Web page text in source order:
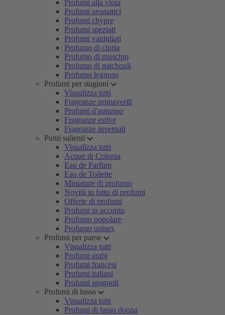
Profumi alla viola
Profumi aromatici
Profumi chypre
Profumi speziati
Profumi vanigliati
Profumo di cipria
Profumo di muschio
Profumo di patchouli
Profumo legnoso
Profumi per stagioni
Visualizza tutti
Fragranze primaverili
Profumi d'autunno
Fragranze estive
Fragranze invernali
Punti salienti
Visualizza tutti
Acque di Colonia
Eau de Parfum
Eau de Toilette
Miniature di profumo
Novità in fatto di profumi
Offerte di profumi
Profumi in acconto
Profumo popolare
Profumo unisex
Profumi per paese
Visualizza tutti
Profumi arabi
Profumi francesi
Profumi italiani
Profumi spagnoli
Profumi di lusso
Visualizza tutti
Profumi di lusso donna